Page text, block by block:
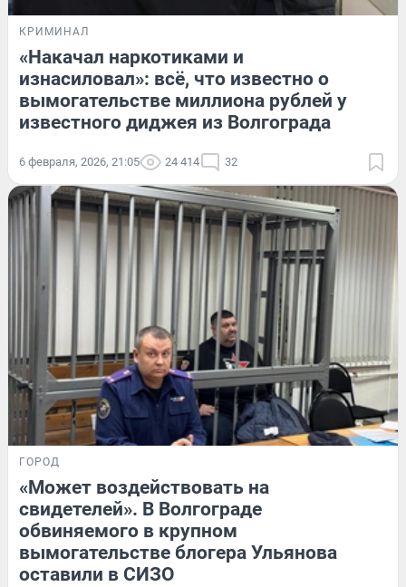
КРИМИНАЛ
«Накачал наркотиками и
изнасиловал»: всё, что известно о
вымогательстве миллиона рублей у
известного диджея из Волгограда
6 февраля, 2026, 21:05 24 414 32
ГОРОД
«Может воздействовать на
свидетелей». В Волгограде
обвиняемого в крупном
вымогательстве блогера Ульянова
оставили в СИЗО